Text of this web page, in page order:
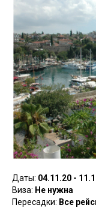
Даты: 04.11.20 -
Виза: Не нужна
Пересадки: Все